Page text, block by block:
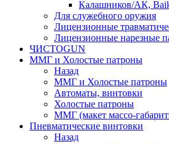
Калашников/АК,
Для служебного оружия
Лицензионные
Лицензионные нарезные
ЧИСТОGUN
ММГ и Холостые патроны
Назад
ММГ и Холостые патроны
Автоматы, винтовки
Холостые патроны
ММГ (макет массо-
Пневматические винтовки
Назад